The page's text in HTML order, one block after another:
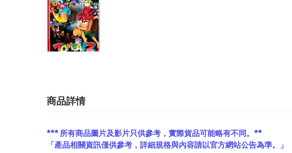
商品詳情
*** 所有商品圖片及影片只供參考，實際貨品可能略有不同。**
「產品相關資訊僅供參考，詳細規格與內容請以官方網站公告為準。」